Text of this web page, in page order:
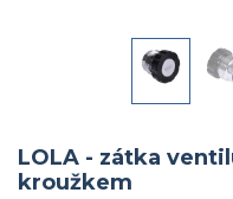
LOLA - zátka
kroužkem